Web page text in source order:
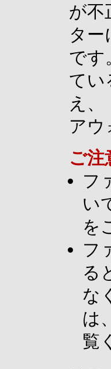
が不
ター
です
てい
え、
アウ
ご注
フ
い
を
フ
る
な
は
覧